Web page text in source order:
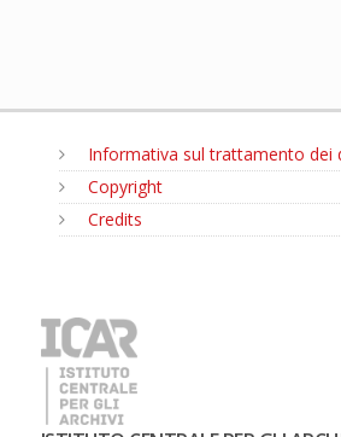
Informativa sul trattamento dei
Copyright
Credits